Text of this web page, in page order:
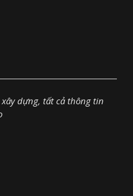
dựng, tất cả thông tin